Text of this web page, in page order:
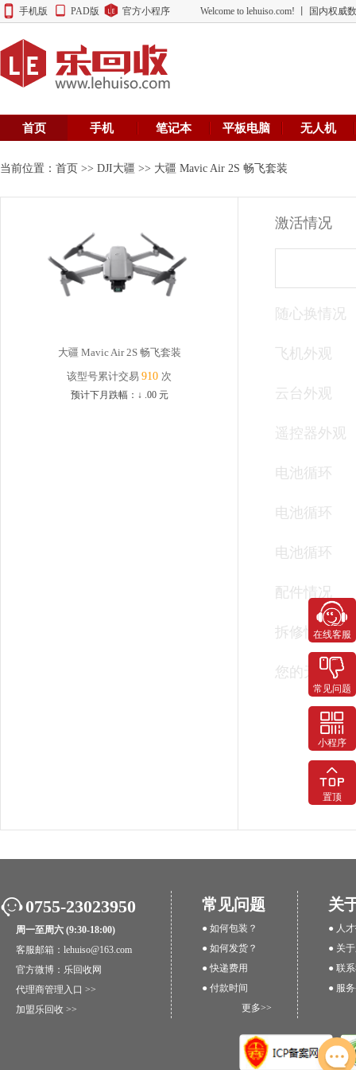
手机版 PAD版 官方小程序 Welcome to lehuiso.com! 丨 国内权威
首页 手机 笔记本 平板电脑 无人机
当前位置： 首页 >> DJI大疆 >> 大疆 Mavic Air 2S 畅飞套装
大疆 Mavic Air 2S 畅飞套装
该型号累计交易 910 次
预计下月跌幅： ↓ .00元
激活情况
随心换情况
飞机外观
云台外观
遥控器外观
电池循环
电池循环
电池循环
配件情况
拆修情况
您的无人机
0755-23023950
周一至周六 (9:30-18:00)
客服邮箱：lehuiso@163.com
官方微博： 乐回收网
代理商管理入口 >>
加盟乐回收 >>
常见问题
● 如何包装？
● 如何发货？
● 快递费用
● 付款时间
更多>>
关
● 人
● 关
● 联
● 服
在线客服
常见问题
小程序
置顶